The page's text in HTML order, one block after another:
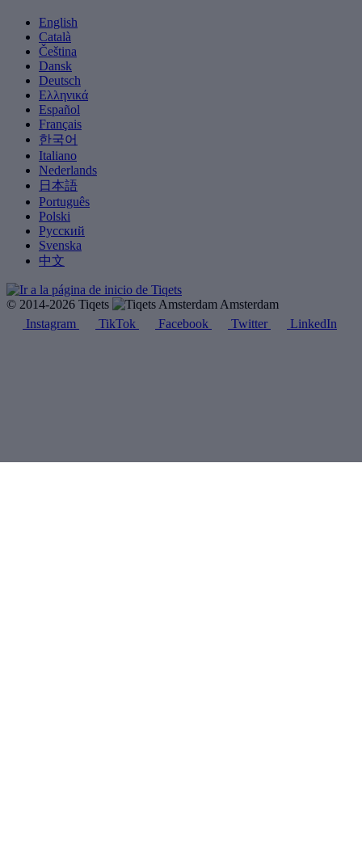
English
Català
Čeština
Dansk
Deutsch
Ελληνικά
Español
Français
한국어
Italiano
Nederlands
日本語
Português
Polski
Русский
Svenska
中文
© 2014-2026 Tiqets
Amsterdam
Instagram
TikTok Facebook Twitter LinkedIn